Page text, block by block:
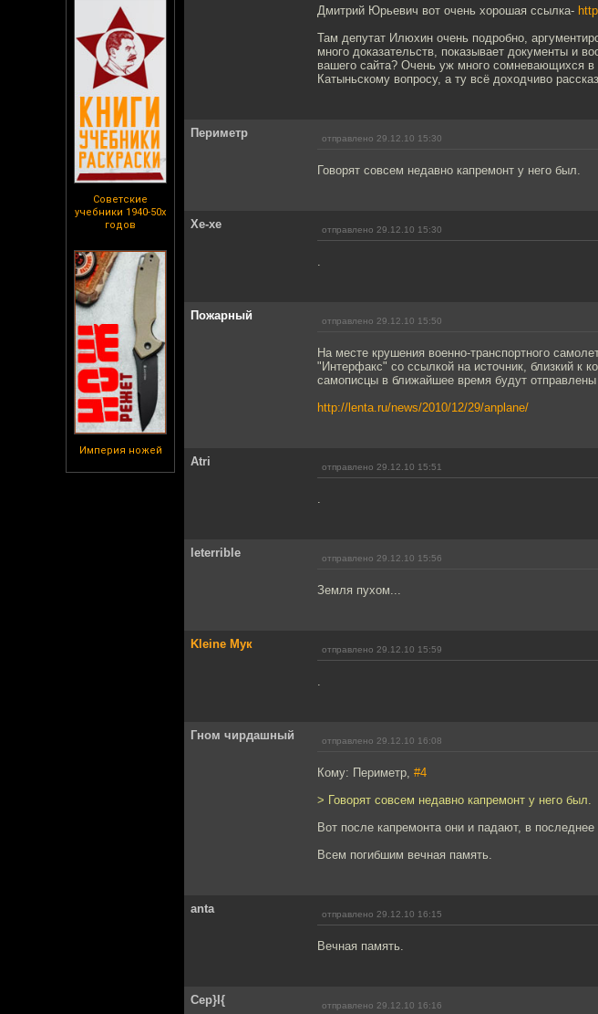
Советские
учебники 1940-50х
годов
Империя ножей
Дмитрий Юрьевич вот очень хорошая ссылка-
Там депутат Илюхин очень подробно,
много доказательств, показывает документы и
вашего сайта? Очень уж много сомневающихся в
Катыньскому вопросу, а ту всё доходчиво
Периметр отправлено 29.12.10 15:30
Говорят совсем недавно капремонт у него был.
Хе-хе отправлено 29.12.10 15:30
.
Пожарный отправлено 29.12.10 15:50
На месте крушения военно-транспортного
"Интерфакс" со ссылкой на источник, близкий к
самописцы в ближайшее время будут
http://lenta.ru/news/2010/12/29/anplane/
Atri отправлено 29.12.10 15:51
.
leterrible отправлено 29.12.10 15:56
Земля пухом...
Kleine Мук отправлено 29.12.10 15:59
.
Гном чирдашный отправлено 29.12.10 16:08
Кому: Периметр, #4
> Говорят совсем недавно капремонт у него был.
Вот после капремонта они и падают, в последнее
Всем погибшим вечная память.
anta отправлено 29.12.10 16:15
Вечная память.
Cep}I{ отправлено 29.12.10 16:16